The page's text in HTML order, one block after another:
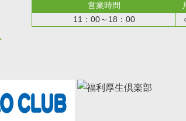
営業時間
11：00～18：00